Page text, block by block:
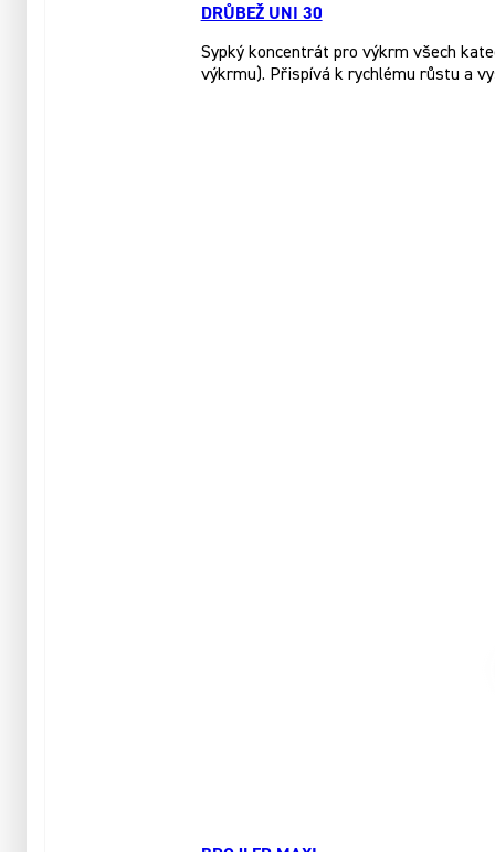
DRŮBEŽ UNI 30
Sypký koncentrát pro výkrm všech
výkrmu). Přispívá k rychlému růstu a